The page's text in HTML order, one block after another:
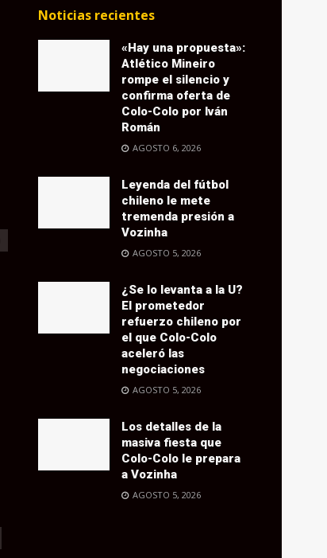
Noticias recientes
«Hay una propuesta»:
Atlético Mineiro
rompe el silencio y
confirma oferta de
Colo-Colo por Iván
Román
AGOSTO 6, 2026
Leyenda del fútbol
chileno le mete
tremenda presión a
Vozinha
AGOSTO 5, 2026
¿Se lo levanta a la U?
El prometedor
refuerzo chileno por
el que Colo-Colo
aceleró las
negociaciones
AGOSTO 5, 2026
Los detalles de la
masiva fiesta que
Colo-Colo le prepara
a Vozinha
AGOSTO 5, 2026